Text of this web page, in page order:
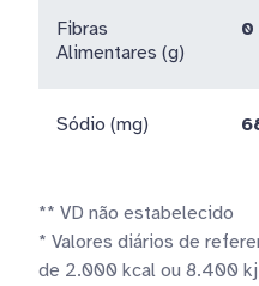
Fibras
Alimentares (g)
0
Sódio (mg)
** VD não estabelecido
* Valores diários de
de 2.000 kcal ou 8.400